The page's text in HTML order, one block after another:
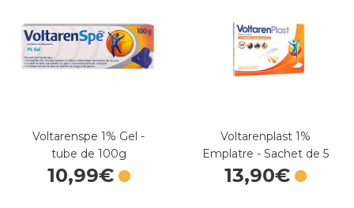
Voltarenspe 1% Gel -
tube de 100g
10,99€
Voltarenplast 1%
Emplatre - Sachet de 5
13,90€